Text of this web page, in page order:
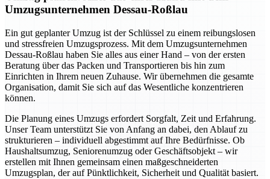
Umzugsunternehmen Dessau-Roßlau
Ein gut geplanter Umzug ist der Schlüssel zu einem reibungslosen
und stressfreien Umzugsprozess. Mit dem Umzugsunternehmen
Dessau-Roßlau haben Sie alles aus einer Hand – von der ersten
Beratung über das Packen und Transportieren bis hin zum
Einrichten in Ihrem neuen Zuhause. Wir übernehmen die gesamte
Organisation, damit Sie sich auf das Wesentliche konzentrieren
können.
Die Planung eines Umzugs erfordert Sorgfalt, Zeit und Erfahrung.
Unser Team unterstützt Sie von Anfang an dabei, den Ablauf zu
strukturieren – individuell abgestimmt auf Ihre Bedürfnisse. Ob
Haushaltsumzug, Seniorenumzug oder Geschäftsobjekt – wir
erstellen mit Ihnen gemeinsam einen maßgeschneiderten
Umzugsplan, der auf Pünktlichkeit, Sicherheit und Qualität basiert.